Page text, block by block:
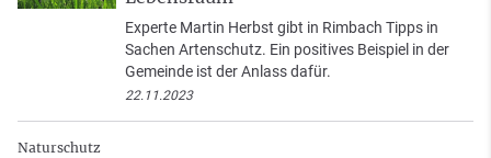
Experte Martin Herbst gibt in Rimbach Tipps in
Sachen Artenschutz. Ein positives Beispiel in der
Gemeinde ist der Anlass dafür.
22.11.2023
Naturschutz